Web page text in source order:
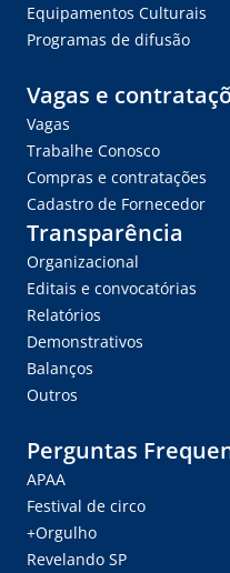
Equipamentos Culturais
Programas de difusão
Vagas e
Vagas
Trabalhe Conosco
Compras e contratações
Cadastro de Fornecedor
Transparência
Organizacional
Editais e convocatórias
Relatórios
Demonstrativos
Balanços
Outros
Perguntas
APAA
Festival de circo
+Orgulho
Revelando SP